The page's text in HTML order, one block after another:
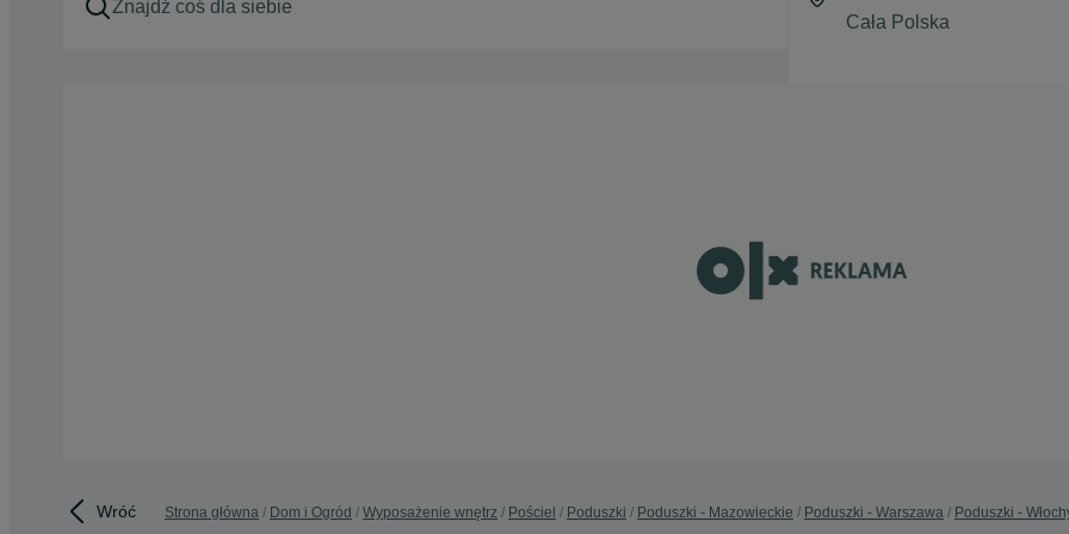
Wróć Strona główna Dom i Ogród Wyposażenie wnętrz Pościel Poduszki Poduszki - Mazowieckie Poduszki - Warszawa Poduszki -